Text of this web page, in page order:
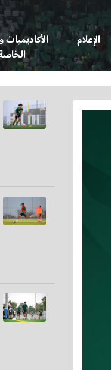
الإعلام
الأكاديميات